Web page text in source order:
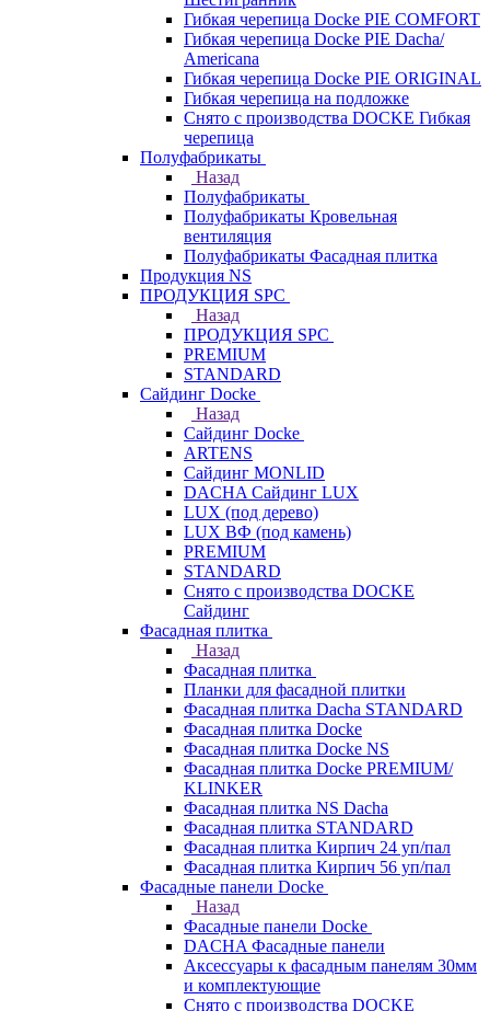
Гибкая черепица Docke PIE COMFORT
Гибкая черепица Docke PIE Dacha/
Americana
Гибкая черепица Docke PIE ОRIGINАL
Гибкая черепица на подложке
Снято с производства DOCKE Гибкая
черепица
Полуфабрикаты
Назад
Полуфабрикаты
Полуфабрикаты Кровельная
вентиляция
Полуфабрикаты Фасадная плитка
Продукция NS
ПРОДУКЦИЯ SPC
Назад
ПРОДУКЦИЯ SPC
PREMIUM
STANDARD
Сайдинг Docke
Назад
Сайдинг Docke
ARTENS
Cайдинг MONLID
DACHA Сайдинг LUX
LUX (под дерево)
LUX ВФ (под камень)
PREMIUM
STANDARD
Снято с производства DOCKE
Сайдинг
Фасадная плитка
Назад
Фасадная плитка
Планки для фасадной плитки
Фасадная плитка Dacha STANDARD
Фасадная плитка Docke
Фасадная плитка Docke NS
Фасадная плитка Docke PREMIUM/
KLINKER
Фасадная плитка NS Dacha
Фасадная плитка STANDARD
Фасадная плитка Кирпич 24 уп/пал
Фасадная плитка Кирпич 56 уп/пал
Фасадные панели Docke
Назад
Фасадные панели Docke
DACHA Фасадные панели
Аксессуары к фасадным панелям 30мм
и комплектующие
Снято с производства DOCKE